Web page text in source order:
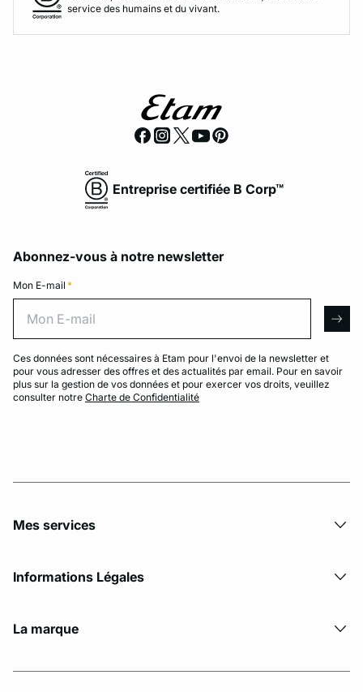
service des humains et du vivant.
Entreprise certifiée B Corp™
Abonnez-vous à notre newsletter
Mon E-mail *
Ces données sont nécessaires à Etam pour l'envoi de la newsletter et
pour vous adresser des offres et des actualités par email. Pour en savoir
plus sur la gestion de vos données et pour exercer vos droits, veuillez
consulter notre Charte de Confidentialité
Mes services
Informations Légales
La marque